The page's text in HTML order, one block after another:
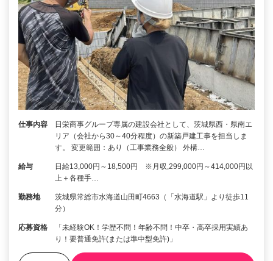
仕事内容
日栄商事グループ専属の建設会社として、茨城県西・県南エ
リア（会社から30～40分程度）の新築戸建工事を担当しま
す。 変更範囲：あり（工事業務全般） 外構…
給与
日給13,000円～18,500円 ※月収,299,000円～414,000円以
上＋各種手…
勤務地
茨城県常総市水海道山田町4663（「水海道駅」より徒歩11
分）
応募資格
「未経験OK！学歴不問！年齢不問！中卒・高卒採用実績あ
り！要普通免許(または準中型免許)」